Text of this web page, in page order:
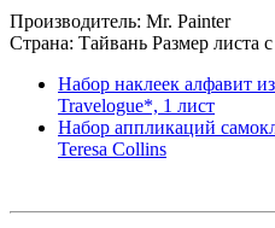
Производитель: Mr. Painter
Страна: Тайвань Размер листа
Набор наклеек алфавит
Travelogue*, 1 лист
Набор аппликаций
Teresa Collins